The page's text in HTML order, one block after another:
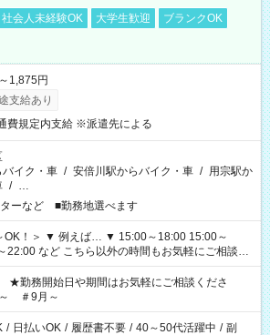
社会人未経験OK 大学生歓迎
ブランクOK
1,875円
支給あり
費規定内支給 ※派遣先による
イク・車 / 安倍川駅からバイク・車 / 用宗駅か
/ …
ーなど ■勤務地選べます
～18:00 15:00～
外の時間もお気軽にご相談く
★勤務開始日や期間はお気軽にご相談くださ
＃9月～
/ 日払いOK / 履歴書不要 / 40～50代活躍中 / 副